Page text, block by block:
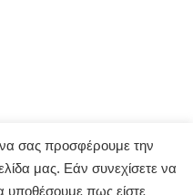
COMMERCE SOLUTIONS.
σας προσφέρουμε την
μας. Εάν συνεχίσετε να
υποθέσουμε πως είστε